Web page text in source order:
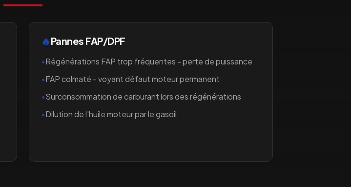
🔥Pannes FAP/DPF
•Régénérations FAP trop fréquentes - perte de puissance
•FAP colmaté - voyant défaut moteur permanent
•Surconsommation de carburant lors des régénérations
•Dilution de l'huile moteur par le gasoil